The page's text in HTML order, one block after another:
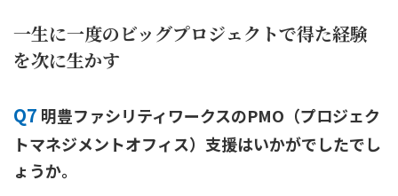
一生に一度のビッグプロジェクトで得た経験
を次に生かす
Q7 明豊ファシリティワークスのPMO（プロジェク
トマネジメントオフィス）支援はいかがでしたでし
ょうか。